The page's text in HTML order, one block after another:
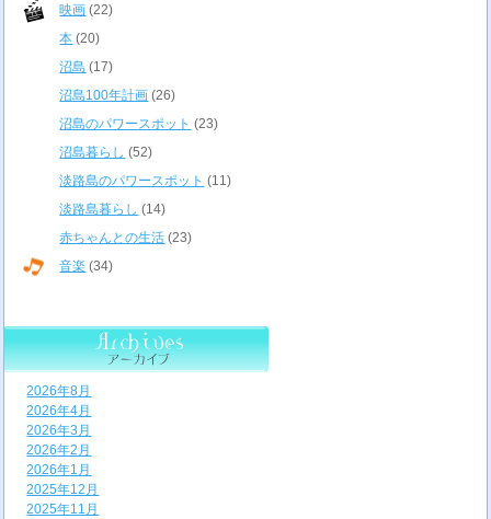
映画 (22)
本 (20)
沼島 (17)
沼島100年計画 (26)
沼島のパワースポット (23)
沼島暮らし (52)
淡路島のパワースポット (11)
淡路島暮らし (14)
赤ちゃんとの生活 (23)
音楽 (34)
2026年8月
2026年4月
2026年3月
2026年2月
2026年1月
2025年12月
2025年11月